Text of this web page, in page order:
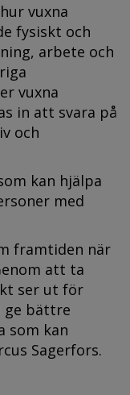
vuxna
fysiskt och
arbete och
vuxna
in att svara på
och
kan hjälpa
med
framtiden när
att ta
ser ut för
ge bättre
som kan
Sagerfors.